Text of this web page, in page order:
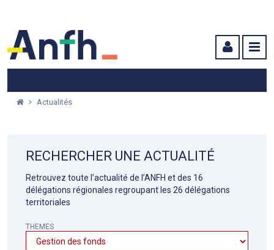
Actualités
RECHERCHER UNE ACTUALITÉ
Retrouvez toute l’actualité de l’ANFH et des 16
délégations régionales regroupant les 26 délégations
territoriales
THEMES